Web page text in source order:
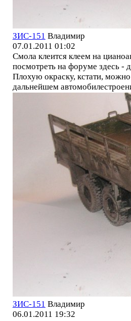
ЗИС-151 Владимир
07.01.2011 01:02
Смола клеится клеем на
посмотреть на форуме здесь -
Плохую окраску, кстати,
дальнейшем
ЗИС-151 Владимир
06.01.2011 19:32